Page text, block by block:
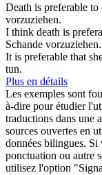
Death is preferable to
vorzuziehen.
I think death is
Schande vorzuziehen.
It is preferable that
tun.
Plus en détails
Les exemples sont
à-dire pour étudier
traductions dans une
sources ouvertes en
données bilingues. Si
ponctuation ou autre
utilisez l'option